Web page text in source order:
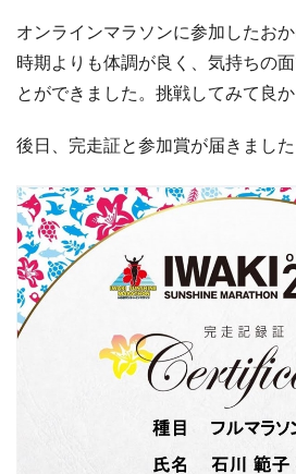
オンラインマラソンに参加したお
時期よりも体調が良く、気持ちの
とができました。挑戦してみて良か
後日、完走証と参加賞が届きました